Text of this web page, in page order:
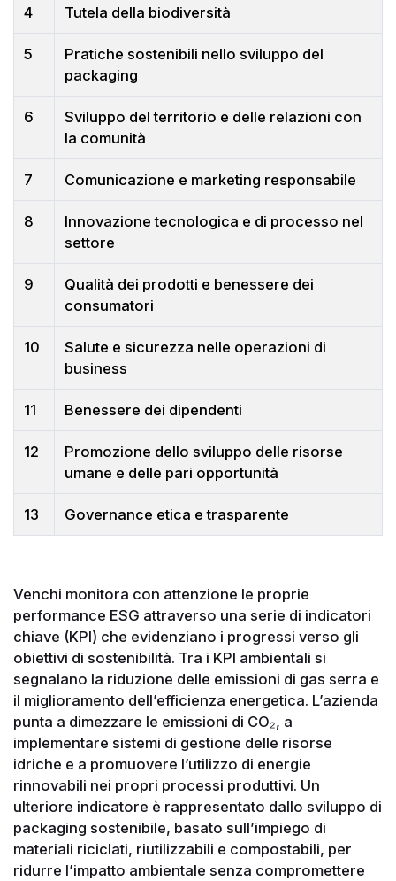
4 Tutela della biodiversità
5
Pratiche sostenibili nello sviluppo del
packaging
6
Sviluppo del territorio e delle relazioni con
la comunità
7 Comunicazione e marketing responsabile
8
Innovazione tecnologica e di processo nel
settore
9
Qualità dei prodotti e benessere dei
consumatori
10
Salute e sicurezza nelle operazioni di
business
11 Benessere dei dipendenti
12
Promozione dello sviluppo delle risorse
umane e delle pari opportunità
13 Governance etica e trasparente
Venchi monitora con attenzione le proprie
performance ESG attraverso una serie di indicatori
chiave (KPI) che evidenziano i progressi verso gli
obiettivi di sostenibilità. Tra i KPI ambientali si
segnalano la riduzione delle emissioni di gas serra e
il miglioramento dell’efficienza energetica. L’azienda
punta a dimezzare le emissioni di CO₂, a
implementare sistemi di gestione delle risorse
idriche e a promuovere l’utilizzo di energie
rinnovabili nei propri processi produttivi. Un
ulteriore indicatore è rappresentato dallo sviluppo di
packaging sostenibile, basato sull’impiego di
materiali riciclati, riutilizzabili e compostabili, per
ridurre l’impatto ambientale senza compromettere